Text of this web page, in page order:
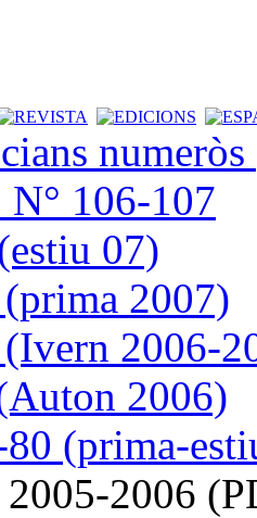
106-107
07)
2007)
2006-
2006)
(prima-
2006